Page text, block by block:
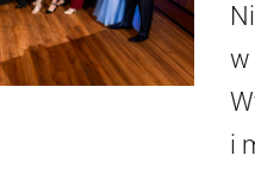
w
i